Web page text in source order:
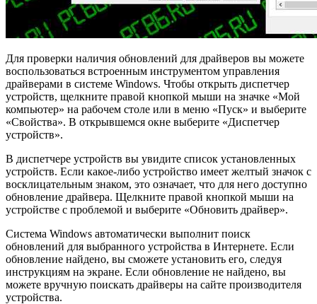
Для проверки наличия обновлений для драйверов вы можете
воспользоваться встроенным инструментом управления
драйверами в системе Windows. Чтобы открыть диспетчер
устройств, щелкните правой кнопкой мыши на значке «Мой
компьютер» на рабочем столе или в меню «Пуск» и выберите
«Свойства». В открывшемся окне выберите «Диспетчер
устройств».
В диспетчере устройств вы увидите список установленных
устройств. Если какое-либо устройство имеет желтый значок с
восклицательным знаком, это означает, что для него доступно
обновление драйвера. Щелкните правой кнопкой мыши на
устройстве с проблемой и выберите «Обновить драйвер».
Система Windows автоматически выполнит поиск
обновлений для выбранного устройства в Интернете. Если
обновление найдено, вы сможете установить его, следуя
инструкциям на экране. Если обновление не найдено, вы
можете вручную поискать драйверы на сайте производителя
устройства.